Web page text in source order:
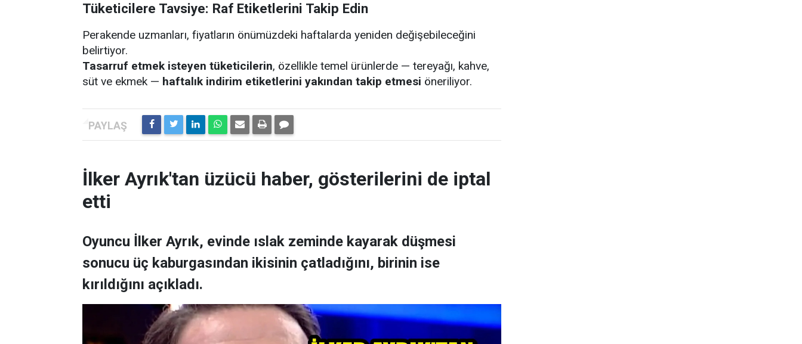
Tüketicilere Tavsiye: Raf Etiketlerini Takip Edin
Perakende uzmanları, fiyatların önümüzdeki haftalarda yeniden değişebileceğini
belirtiyor.
Tasarruf etmek isteyen tüketicilerin, özellikle temel ürünlerde — tereyağı, kahve,
süt ve ekmek — haftalık indirim etiketlerini yakından takip etmesi öneriliyor.
İlker Ayrık'tan üzücü haber, gösterilerini de iptal
etti
Oyuncu İlker Ayrık, evinde ıslak zeminde kayarak düşmesi
sonucu üç kaburgasından ikisinin çatladığını, birinin ise
kırıldığını açıkladı.